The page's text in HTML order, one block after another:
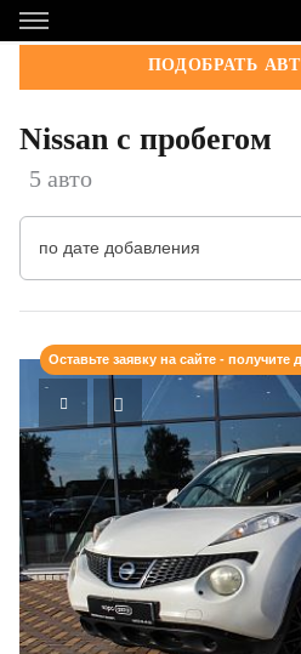
ПОДОБРАТЬ
Nissan с пробегом
5 авто
по дате добавления
Оставьте заявку на сайте - получите